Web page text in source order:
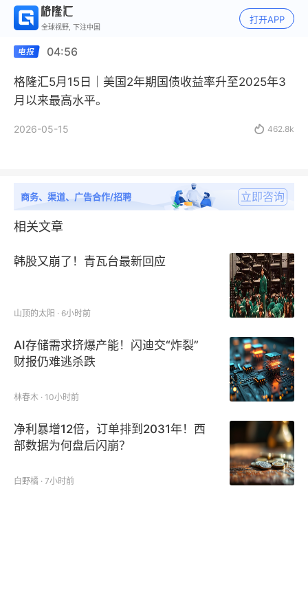
全球视野, 下注中国
打开APP
04:56
格隆汇5月15日｜美国2年期国债收益率升至2025年3
月以来最高水平。
2026-05-15  462.8k
商务、渠道、广告合作/招聘 立即咨询
相关文章
韩股又崩了！青瓦台最新回应
山顶的太阳 · 6小时前
AI存储需求挤爆产能！闪迪交“炸裂”
财报仍难逃杀跌
林春木 · 10小时前
净利暴增12倍，订单排到2031年！西
部数据为何盘后闪崩？
白野橘 · 7小时前